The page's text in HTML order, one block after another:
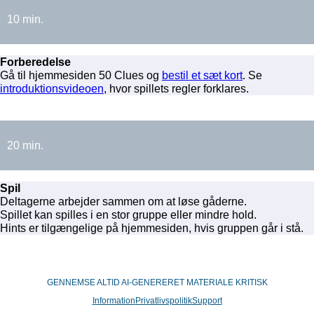
10 min.
Forberedelse
Gå til hjemmesiden 50 Clues og bestil et sæt kort. Se
introduktionsvideoen, hvor spillets regler forklares.
20 min.
Spil
Deltagerne arbejder sammen om at løse gåderne.
Spillet kan spilles i en stor gruppe eller mindre hold.
Hints er tilgængelige på hjemmesiden, hvis gruppen går i stå.
GENNEMSE ALTID AI-GENERERET MATERIALE KRITISK
Information PrivatlivspolitikSupport